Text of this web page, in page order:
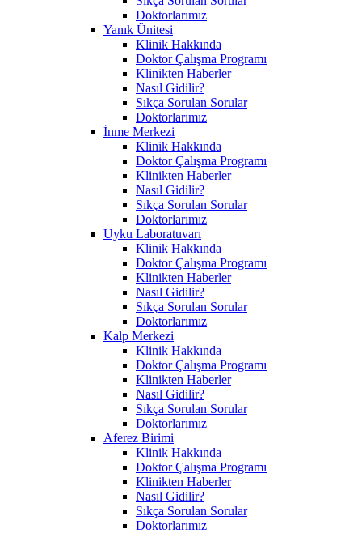
Doktorlarımız
Yanık Ünitesi
Klinik Hakkında
Doktor Çalışma Programı
Klinikten Haberler
Nasıl Gidilir?
Sıkça Sorulan Sorular
Doktorlarımız
İnme Merkezi
Klinik Hakkında
Doktor Çalışma Programı
Klinikten Haberler
Nasıl Gidilir?
Sıkça Sorulan Sorular
Doktorlarımız
Uyku Laboratuvarı
Klinik Hakkında
Doktor Çalışma Programı
Klinikten Haberler
Nasıl Gidilir?
Sıkça Sorulan Sorular
Doktorlarımız
Kalp Merkezi
Klinik Hakkında
Doktor Çalışma Programı
Klinikten Haberler
Nasıl Gidilir?
Sıkça Sorulan Sorular
Doktorlarımız
Aferez Birimi
Klinik Hakkında
Doktor Çalışma Programı
Klinikten Haberler
Nasıl Gidilir?
Sıkça Sorulan Sorular
Doktorlarımız